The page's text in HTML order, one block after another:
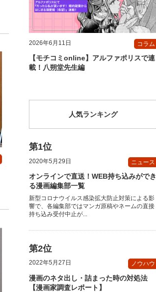
2026年6月11日 コラム
【モチコミonline】アルファポリスで連
載！八朔堂先生編
人気ランキング
2020年5月29日 ニュース
オンラインで直送！WEB持ち込みができ
る漫画編集部一覧
新型コロナウイルス感染拡大防止対策による影
響で、各編集部ではマンガ原稿やネームの直接
持ち込み受付中止が...
2022年5月27日 ノウハウ
漫画のネタ出し・詰まった時の対処法
【漫画家調査レポート】